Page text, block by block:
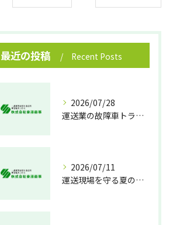
最近の投稿 Recent Posts
2026/07/28
運送業の故障車トラブル即時対処法
2026/07/11
運送現場を守る夏の熱中症対策